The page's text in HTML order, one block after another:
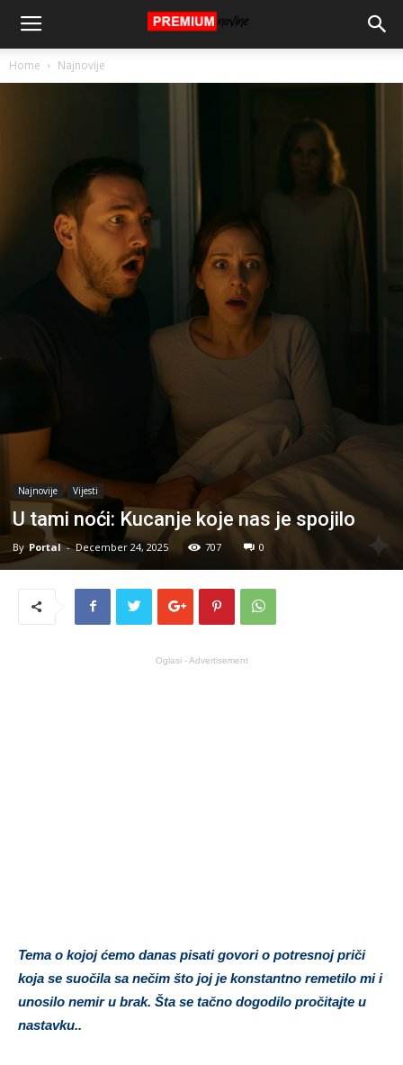
Home Najnovije
Najnovije Vijesti
U tami noći: Kucanje koje nas je spojilo
By Portal - December 24, 2025 707 0
Oglasi - Advertisement
Tema o kojoj ćemo danas pisati govori o potresnoj priči
koja se suočila sa nečim što joj je konstantno remetilo mi i
unosilo nemir u brak. Šta se tačno dogodilo pročitajte u
nastavku..